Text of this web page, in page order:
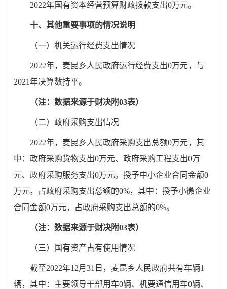
2022年国有资本经营预算财政拨款支出0万元。
十、其他重要事项的情况说明
（一）机关运行经费支出情况
2022年，麦昆乡人民政府运行经费支出0万元，与
2021年决算数持平。
（注：数据来源于财决附03表）
（二）政府采购支出情况
2022年，麦昆乡人民政府采购支出总额0万元，其
中：政府采购货物支出0万元、政府采购工程支出0万
元、政府采购服务支出0万元。授予中小企业合同金额0
万元，占政府采购支出总额的0%，其中：授予小微企业
合同金额0万元，占政府采购支出总额的0%。
（注：数据来源于财决附03表）
（三）国有资产占有使用情况
截至2022年12月31 日，麦昆乡人民政府共有车辆1
辆，其中：主要领导干部用车0辆、机要通信用车0辆、